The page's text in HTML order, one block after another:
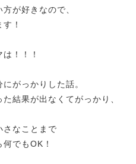
が好きなので、
！
！！！
がっかりした話。
結果が出なくてがっかり、
さなことまで
でもOK！